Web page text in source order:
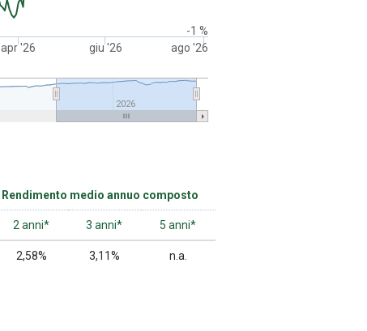
apr '26 giu '26 ago '26
2026
-1 %
Rendimento medio annuo composto
2 anni* 3 anni* 5 anni*
2,58% 3,11% n.a.